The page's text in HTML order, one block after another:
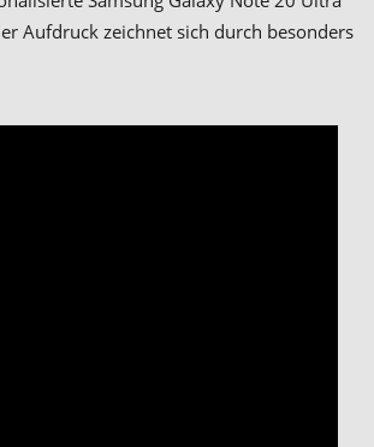
Aufdruck zeichnet sich durch besonders